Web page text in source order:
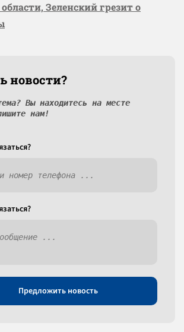
Зеленский грезит о
новости?
Вы находитесь на месте
нам!
Предложить новость